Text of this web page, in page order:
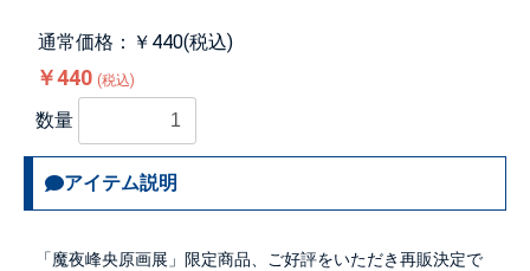
通常価格：￥440(税込)
￥440 (税込)
数量
アイテム説明
「魔夜峰央原画展」限定商品、ご好評をいただき再販決定で